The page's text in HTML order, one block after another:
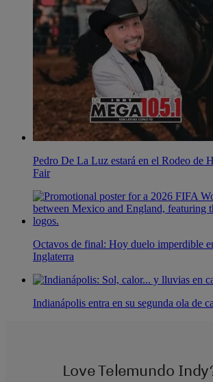
Pedro De La Luz estará en el Rodeo de
Fair
Octavos de final: Hoy duelo imperdible
Inglaterra
Indianápolis entra en su segunda ola de
Love Telemundo